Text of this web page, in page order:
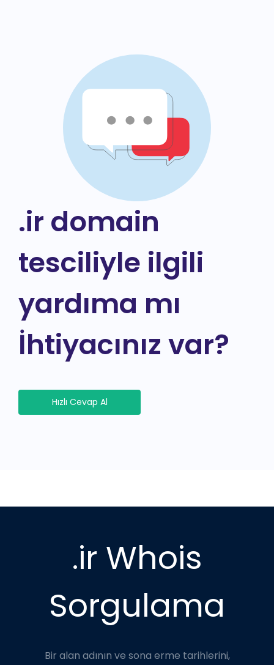
.ir domain
tesciliyle ilgili
yardıma mı
İhtiyacınız var?
Hızlı Cevap Al
.ir Whois
Sorgulama
Bir alan adının ve sona erme tarihlerini,